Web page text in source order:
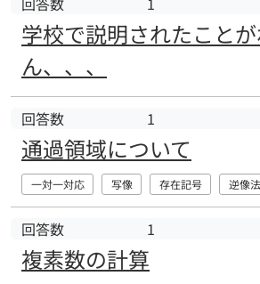
学校で説明されたこと
ん、、、
回答数 1
通過領域について
一対一対応 写像 存在記号 逆像法
回答数 1
複素数の計算